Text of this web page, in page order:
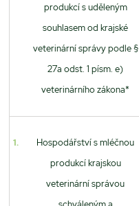
produkcí s uděleným
souhlasem od krajské
veterinární správy podle §
27a odst. 1 písm. e)
veterinárního zákona*
Hospodářství s mléčnou
produkcí krajskou
veterinární správou